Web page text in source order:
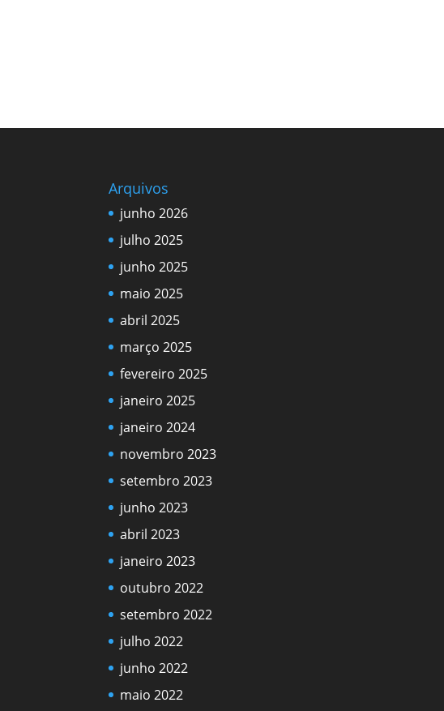
Arquivos
junho 2026
julho 2025
junho 2025
maio 2025
abril 2025
março 2025
fevereiro 2025
janeiro 2025
janeiro 2024
novembro 2023
setembro 2023
junho 2023
abril 2023
janeiro 2023
outubro 2022
setembro 2022
julho 2022
junho 2022
maio 2022